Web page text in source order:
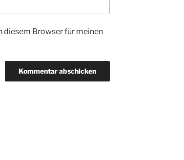
diesem Browser für meinen